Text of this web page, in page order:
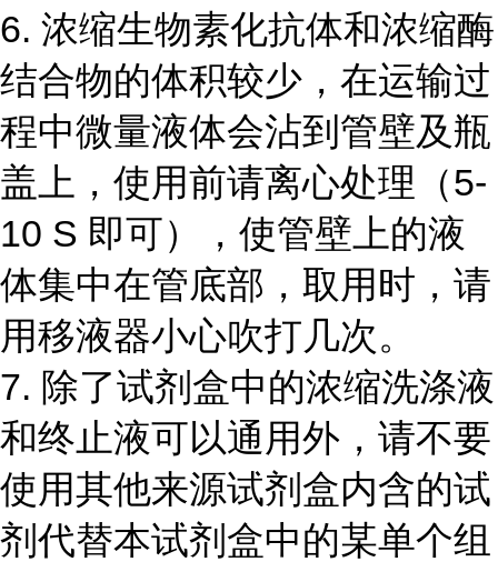
6. 浓缩生物素化抗体和浓缩酶
结合物的体积较少，在运输过
程中微量液体会沾到管壁及瓶
盖上，使用前请离心处理（5-
10 S 即可），使管壁上的液
体集中在管底部，取用时，请
用移液器小心吹打几次。
7. 除了试剂盒中的浓缩洗涤液
和终止液可以通用外，请不要
使用其他来源试剂盒内含的试
剂代替本试剂盒中的某单个组